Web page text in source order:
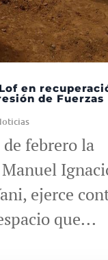
en
de Fuerzas
de febrero la
ejerce
que...